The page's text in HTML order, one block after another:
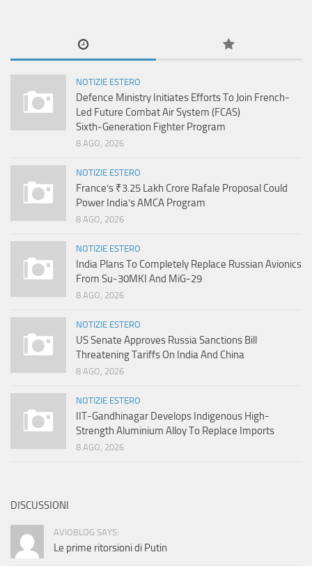
NOTIZIE ESTERO
Defence Ministry Initiates Efforts To Join French-
Led Future Combat Air System (FCAS)
Sixth‑Generation Fighter Program
8 AGO, 2026
NOTIZIE ESTERO
France’s ₹3.25 Lakh Crore Rafale Proposal Could
Power India’s AMCA Program
8 AGO, 2026
NOTIZIE ESTERO
India Plans To Completely Replace Russian Avionics
From Su-30MKI And MiG-29
8 AGO, 2026
NOTIZIE ESTERO
US Senate Approves Russia Sanctions Bill
Threatening Tariffs On India And China
8 AGO, 2026
NOTIZIE ESTERO
IIT-Gandhinagar Develops Indigenous High-
Strength Aluminium Alloy To Replace Imports
8 AGO, 2026
DISCUSSIONI
AVIOBLOG SAYS:
Le prime ritorsioni di Putin